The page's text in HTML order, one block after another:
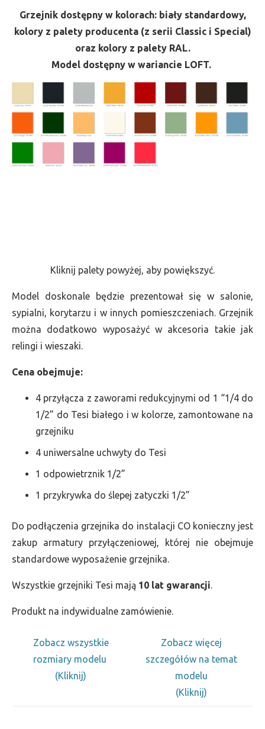
Grzejnik dostępny w kolorach: biały standardowy,
kolory z palety producenta (z serii Classic i Special)
oraz kolory z palety RAL.
Model dostępny w wariancie LOFT.
Kliknij palety powyżej, aby powiększyć.
Model doskonale będzie prezentował się w salonie,
sypialni, korytarzu i w innych pomieszczeniach. Grzejnik
można dodatkowo wyposażyć w akcesoria takie jak
relingi i wieszaki.
Cena obejmuje:
4 przyłącza z zaworami redukcyjnymi od 1 “1/4 do
1/2” do Tesi białego i w kolorze, zamontowane na
grzejniku
4 uniwersalne uchwyty do Tesi
1 odpowietrznik 1/2”
1 przykrywka do ślepej zatyczki 1/2”
Do podłączenia grzejnika do instalacji CO konieczny jest
zakup armatury przyłączeniowej, której nie obejmuje
standardowe wyposażenie grzejnika.
Wszystkie grzejniki Tesi mają 10 lat gwarancji.
Produkt na indywidualne zamówienie.
Zobacz wszystkie
rozmiary modelu
(Kliknij)
Zobacz więcej
szczegółów na temat
modelu
(Kliknij)